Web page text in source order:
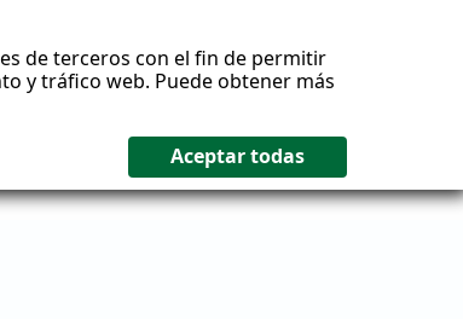
de terceros con el fin de permitir
y tráfico web. Puede obtener más